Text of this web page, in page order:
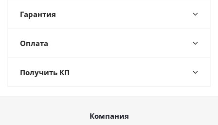
Гарантия
Оплата
Получить КП
Компания